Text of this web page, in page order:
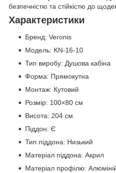
безпечністю та стійкістю до
Характеристики
Бренд: Veronis
Модель: KN-16-10
Тип виробу: Душова кабіна
Форма: Прямокутна
Монтаж: Кутовий
Розмір: 100×80 см
Висота: 204 см
Піддон: Є
Тип піддона: Низький
Матеріал піддона: Акрил
Матеріал профілю: